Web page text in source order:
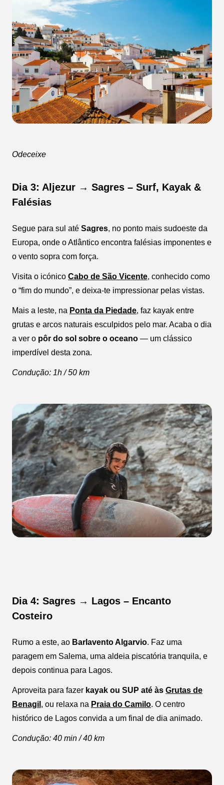
Odeceixe
Dia 3: Aljezur → Sagres – Surf, Kayak &
Falésias
Segue para sul até Sagres, no ponto mais sudoeste da
Europa, onde o Atlântico encontra falésias imponentes e
o vento sopra com força.
Visita o icónico Cabo de São Vicente, conhecido como
o “fim do mundo”, e deixa-te impressionar pelas vistas.
Mais a leste, na Ponta da Piedade, faz kayak entre
grutas e arcos naturais esculpidos pelo mar. Acaba o dia
a ver o pôr do sol sobre o oceano — um clássico
imperdível desta zona.
Condução: 1h / 50 km
Dia 4: Sagres → Lagos – Encanto
Costeiro
Rumo a este, ao Barlavento Algarvio. Faz uma
paragem em Salema, uma aldeia piscatória tranquila, e
depois continua para Lagos.
Aproveita para fazer kayak ou SUP até às Grutas de
Benagil , ou relaxa na Praia do Camilo. O centro
histórico de Lagos convida a um final de dia animado.
Condução: 40 min / 40 km